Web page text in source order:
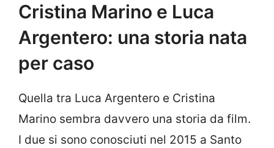
Cristina Marino e Luca
Argentero: una storia nata
per caso
Quella tra Luca Argentero e Cristina
Marino sembra davvero una storia da film.
I due si sono conosciuti nel 2015 a Santo